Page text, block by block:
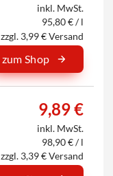
inkl. MwSt.
95,80 € / l
zzgl. 3,99 € Versand
zum Shop
9,89 €
inkl. MwSt.
98,90 € / l
zzgl. 3,39 € Versand